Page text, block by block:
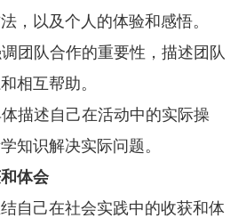
，以及个人的体验和感悟。
团队合作的重要性，描述团队
相互帮助。
描述自己在活动中的实际操
知识解决实际问题。
体会
自己在社会实践中的收获和体